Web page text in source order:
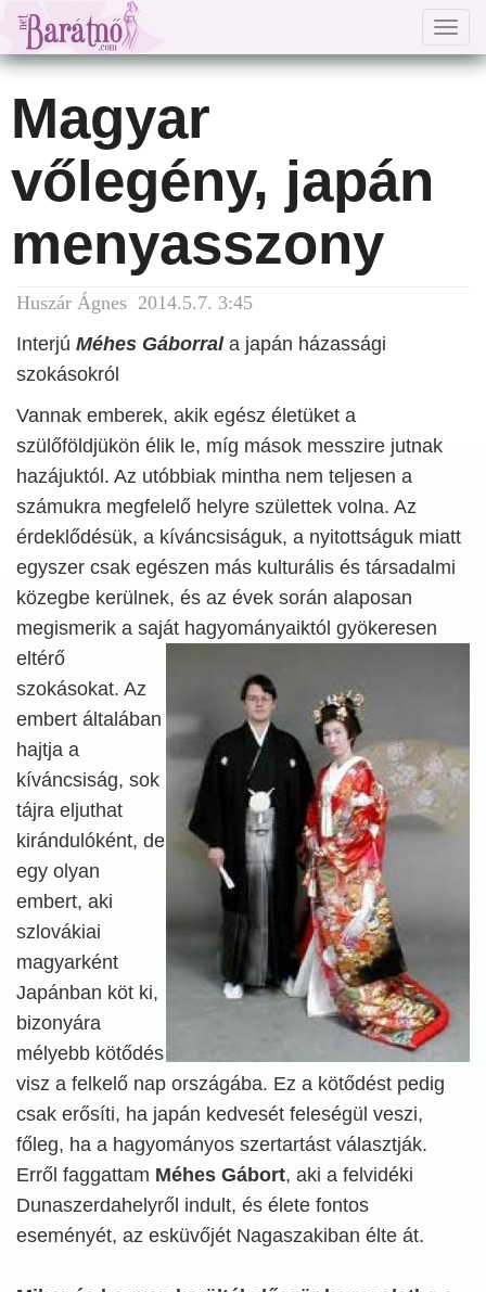
Magyar
vőlegény, japán
menyasszony
Huszár Ágnes 2014.5.7. 3:45
Interjú Méhes Gáborrala japán házassági
szokásokról
Vannak emberek, akik egész életüket a
szülőföldjükön élik le, míg mások messzire jutnak
hazájuktól. Az utóbbiak mintha nem teljesen a
számukra megfelelő helyre születtek volna. Az
érdeklődésük, a kíváncsiságuk, a nyitottságuk miatt
egyszer csak egészen más kulturális és társadalmi
közegbe kerülnek, és az évek során alaposan
megismerik a saját hagyományaiktól gyökeresen
eltérő
szokásokat. Az
embert általában
hajtja a
kíváncsiság, sok
tájra eljuthat
kirándulóként, de
egy olyan
embert, aki
szlovákiai
magyarként
Japánban köt ki,
bizonyára
mélyebb kötődés
visz a felkelő nap országába. Ez a kötődést pedig
csak erősíti, ha japán kedvesét feleségül veszi,
főleg, ha a hagyományos szertartást választják.
Erről faggattam Méhes Gábort, aki a felvidéki
Dunaszerdahelyről indult, és élete fontos
eseményét, az esküvőjét Nagaszakiban élte át.